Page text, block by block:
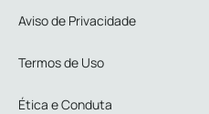
Aviso de Privacidade
Termos de Uso
Ética e Conduta